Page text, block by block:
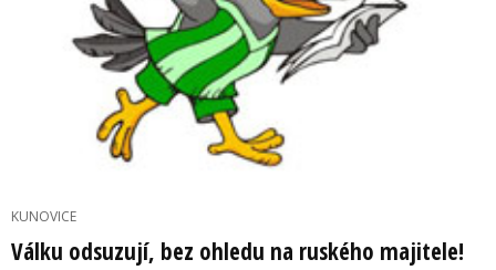
KUNOVICE
Válku odsuzují, bez ohledu na ruského majitele!